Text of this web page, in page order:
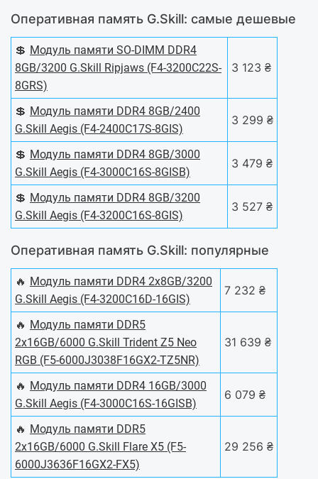
Оперативная память G.Skill: самые дешевые
💲 Модуль памяти SO-DIMM DDR4
8GB/3200 G.Skill Ripjaws (F4-3200C22S-
8GRS)
3 123 ₴
💲 Модуль памяти DDR4 8GB/2400
G.Skill Aegis (F4-2400C17S-8GIS)
3 299 ₴
💲 Модуль памяти DDR4 8GB/3000
G.Skill Aegis (F4-3000C16S-8GISB)
3 479 ₴
💲 Модуль памяти DDR4 8GB/3200
G.Skill Aegis (F4-3200C16S-8GIS)
3 527 ₴
Оперативная память G.Skill: популярные
🔥 Модуль памяти DDR4 2x8GB/3200
G.Skill Aegis (F4-3200C16D-16GIS)
7 232 ₴
🔥 Модуль памяти DDR5
2x16GB/6000 G.Skill Trident Z5 Neo
RGB (F5-6000J3038F16GX2-TZ5NR)
31 639 ₴
🔥 Модуль памяти DDR4 16GB/3000
G.Skill Aegis (F4-3000C16S-16GISB)
6 079 ₴
🔥 Модуль памяти DDR5
2x16GB/6000 G.Skill Flare X5 (F5-
6000J3636F16GX2-FX5)
29 256 ₴